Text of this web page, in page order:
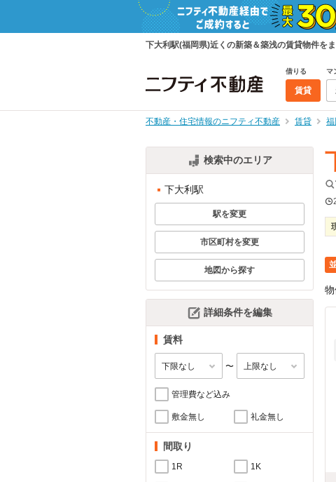
下大利駅(福岡県)近くの新築＆築浅の賃貸物件を
借りる
賃貸
マ
不動産・住宅情報のニフティ不動産 賃貸
検索中のエリア
下大利駅
駅を変更
市区町村を変更
地図から探す
詳細条件を編集
賃料
〜
管理費など込み
敷金無し 礼金無し
間取り
1R 1K